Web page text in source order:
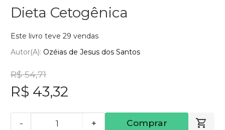
Dieta Cetogênica
Este livro teve 29 vendas
Autor(a): Ozéias de Jesus dos Santos
R$ 54,71
R$ 43,32
- + Comprar